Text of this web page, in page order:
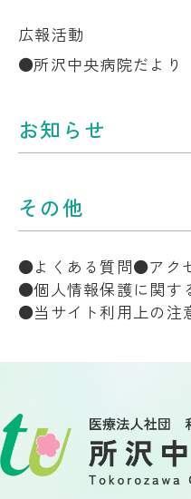
広報活動
所沢中央病院だより
お知らせ
その他
よくある質問
アク
個人情報保護に関す
当サイト利用上の注